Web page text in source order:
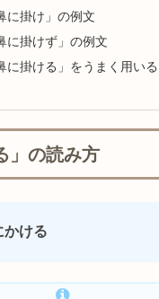
に掛け」の例文
に掛けず」の例文
に掛ける」をうまく用いる
」の読み方
かける